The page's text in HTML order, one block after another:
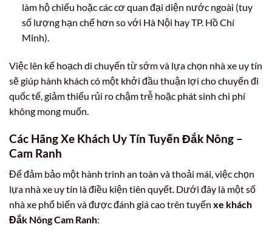
làm hộ chiếu hoặc các cơ quan đại diện nước ngoài (tuy
số lượng hạn chế hơn so với Hà Nội hay TP. Hồ Chí
Minh).
Việc lên kế hoạch di chuyển từ sớm và lựa chọn nhà xe uy tín
sẽ giúp hành khách có một khởi đầu thuận lợi cho chuyến đi
quốc tế, giảm thiểu rủi ro chậm trễ hoặc phát sinh chi phí
không mong muốn.
Các Hãng Xe Khách Uy Tín Tuyến Đắk Nông –
Cam Ranh
Để đảm bảo một hành trình an toàn và thoải mái, việc chọn
lựa nhà xe uy tín là điều kiện tiên quyết. Dưới đây là một số
nhà xe phổ biến và được đánh giá cao trên tuyến xe khách
Đắk Nông Cam Ranh: